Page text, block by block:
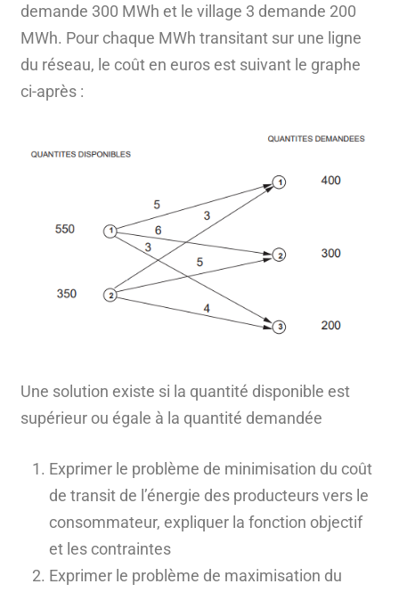
demande 300 MWh et le village 3 demande 200
MWh. Pour chaque MWh transitant sur une ligne
du réseau, le coût en euros est suivant le graphe
ci-après :
Une solution existe si la quantité disponible est
supérieur ou égale à la quantité demandée
Exprimer le problème de minimisation du coût
de transit de l’énergie des producteurs vers le
consommateur, expliquer la fonction objectif
et les contraintes
Exprimer le problème de maximisation du